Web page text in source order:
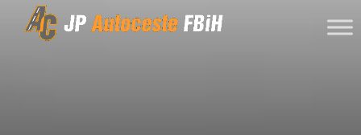
Skip to content